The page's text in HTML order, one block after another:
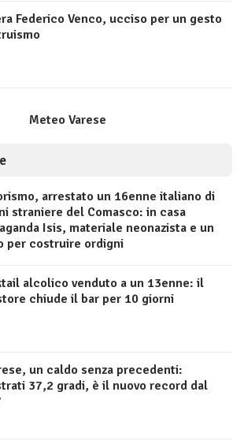
Federico Venco, ucciso per un gesto
Meteo Varese
arrestato un 16enne italiano di
straniere del Comasco: in casa
Isis, materiale neonazista e un
per costruire ordigni
alcolico venduto a un 13enne: il
chiude il bar per 10 giorni
un caldo senza precedenti:
37,2 gradi, è il nuovo record dal